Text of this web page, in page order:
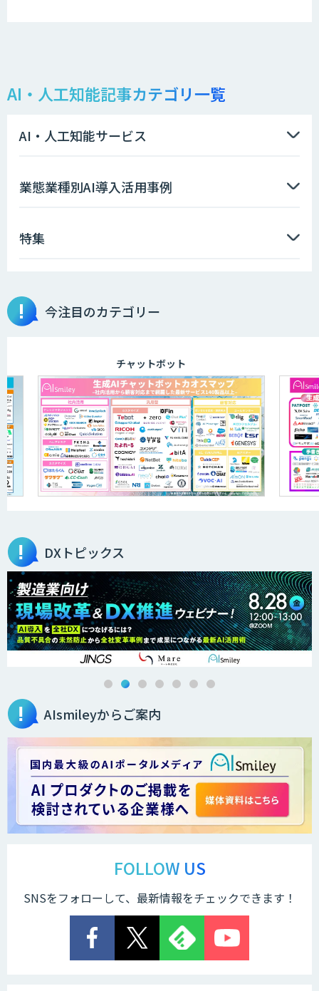
AI・人工知能記事カテゴリ一覧
AI・人工知能サービス
業態業種別AI導入活用事例
特集
今注目のカテゴリー
チャットボット
DXトピックス
AIsmileyからご案内
FOLLOW US
SNSをフォローして、最新情報をチェックできます！